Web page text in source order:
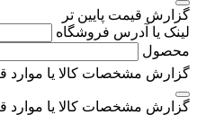
گزارش قیمت پایین تر
لینک یا آدرس فروشگاه
محصول
گزارش مشخصات کالا یا موارد
گزارش مشخصات کالا یا موارد